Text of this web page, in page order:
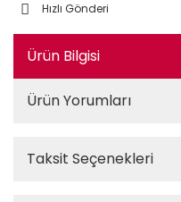
Hızlı Gönderi
Ürün Bilgisi
Ürün Yorumları
Taksit Seçenekleri